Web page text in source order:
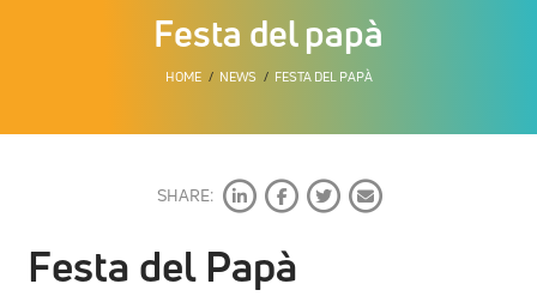
Festa del papà
HOME NEWS FESTA DEL PAPÀ
SHARE:
Festa del Papà